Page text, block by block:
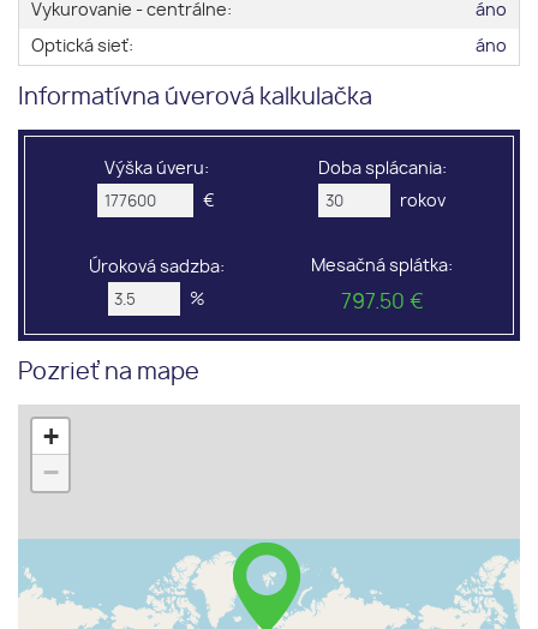
Vykurovanie - centrálne:
áno
Optická sieť:
áno
Informatívna úverová kalkulačka
Výška úveru:
€
Doba splácania:
rokov
Úroková sadzba:
%
Mesačná splátka:
797.50 €
Pozrieť na mape
+
−